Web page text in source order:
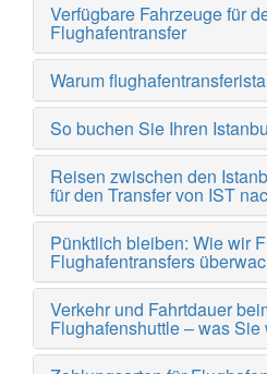
Verfügbare Fahrzeuge für
Flughafentransfer
Warum
So buchen Sie Ihren
Reisen zwischen den
für den Transfer von IST
Pünktlich bleiben: Wie wir
Flughafentransfers
Verkehr und Fahrtdauer
Flughafenshuttle – was Sie